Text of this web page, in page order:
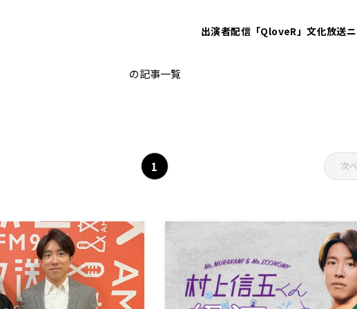
出演者配信「QloveR」文化放送
やましたひでこ
の記事一覧
1 次